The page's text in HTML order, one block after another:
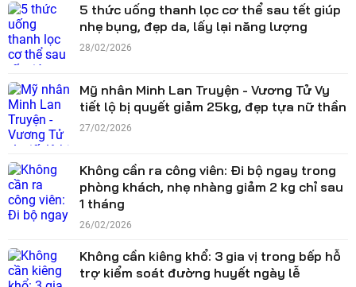
5 thức uống thanh lọc cơ thể sau tết giúp
nhẹ bụng, đẹp da, lấy lại năng lượng
28/02/2026
Mỹ nhân Minh Lan Truyện - Vương Tử Vy
tiết lộ bị quyết giảm 25kg, đẹp tựa nữ thần
27/02/2026
Không cần ra công viên: Đi bộ ngay trong
phòng khách, nhẹ nhàng giảm 2 kg chỉ sau
1 tháng
26/02/2026
Không cần kiêng khổ: 3 gia vị trong bếp hỗ
trợ kiểm soát đường huyết ngày lễ